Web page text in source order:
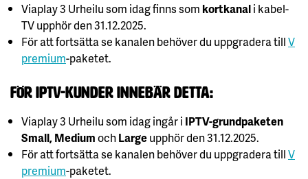
Viaplay 3 Urheilu som idag finns som kortkanali kabel-
TV upphör den 31.12.2025.
För att fortsätta se kanalen behöver du uppgradera tillV
premium-paketet.
För IPTV-kunder innebär detta:
Viaplay 3 Urheilu som idag ingår i IPTV-grundpaketen
Small, MediumochLargeupphör den 31.12.2025.
För att fortsätta se kanalen behöver du uppgradera tillV
premium-paketet.